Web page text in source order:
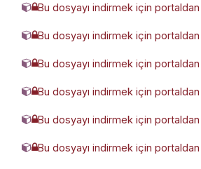
Bu dosyayı indirmek için portaldan
2342166-WACC-G-020-
Bu dosyayı indirmek için portaldan
3129832-WACC-G-020-
Bu dosyayı indirmek için portaldan
4371134-WACC-G-020-
Bu dosyayı indirmek için portaldan
7268246-WACC-G-020-
Bu dosyayı indirmek için portaldan
8039947-WACC-G-020-
Bu dosyayı indirmek için portaldan
844767-WACC-G-020-